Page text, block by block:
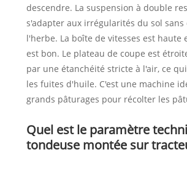
descendre. La suspension à double
s'adapter aux irrégularités du sol sans
l'herbe. La boîte de vitesses est haute
est bon. Le plateau de coupe est
par une étanchéité stricte à l'air, ce
les fuites d'huile. C'est une machine
grands pâturages pour récolter les
Quel est le paramètre
tondeuse montée sur